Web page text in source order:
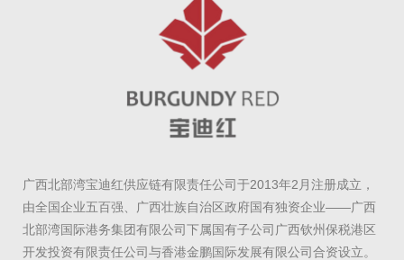
广西北部湾宝迪红供应链有限责任公司于2013年2月注册成立，
由全国企业五百强、广西壮族自治区政府国有独资企业——广西
北部湾国际港务集团有限公司下属国有子公司广西钦州保税港区
开发投资有限责任公司与香港金鹏国际发展有限公司合资设立。